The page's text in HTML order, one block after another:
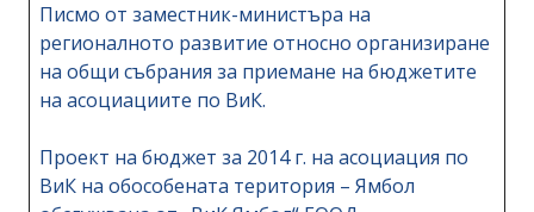
Писмо от заместник-министъра на
регионалното развитие относно организиране
на общи събрания за приемане на бюджетите
на асоциациите по ВиК.
Проект на бюджет за 2014 г. на асоциация по
ВиК на обособената територия – Ямбол